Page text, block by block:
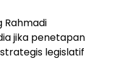
Rahmadi
jika penetapan
legislatif